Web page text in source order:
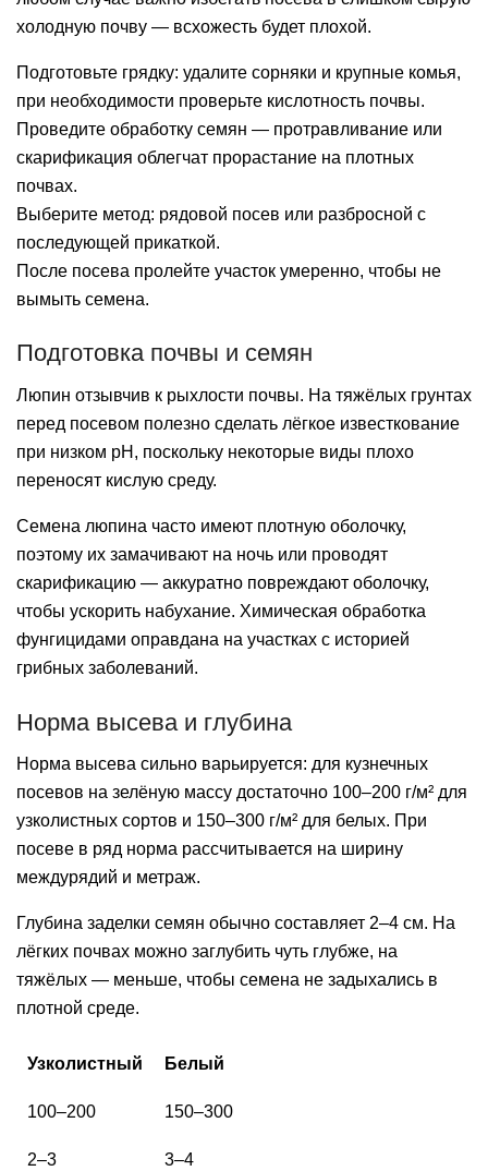
холодную почву — всхожесть будет плохой.
Подготовьте грядку: удалите сорняки и крупные комья,
при необходимости проверьте кислотность почвы.
Проведите обработку семян — протравливание или
скарификация облегчат прорастание на плотных
почвах.
Выберите метод: рядовой посев или разбросной с
последующей прикаткой.
После посева пролейте участок умеренно, чтобы не
вымыть семена.
Подготовка почвы и семян
Люпин отзывчив к рыхлости почвы. На тяжёлых грунтах
перед посевом полезно сделать лёгкое известкование
при низком pH, поскольку некоторые виды плохо
переносят кислую среду.
Семена люпина часто имеют плотную оболочку,
поэтому их замачивают на ночь или проводят
скарификацию — аккуратно повреждают оболочку,
чтобы ускорить набухание. Химическая обработка
фунгицидами оправдана на участках с историей
грибных заболеваний.
Норма высева и глубина
Норма высева сильно варьируется: для кузнечных
посевов на зелёную массу достаточно 100–200 г/м² для
узколистных сортов и 150–300 г/м² для белых. При
посеве в ряд норма рассчитывается на ширину
междурядий и метраж.
Глубина заделки семян обычно составляет 2–4 см. На
лёгких почвах можно заглубить чуть глубже, на
тяжёлых — меньше, чтобы семена не задыхались в
плотной среде.
Узколистный Белый
100–200 150–300
2–3 3–4